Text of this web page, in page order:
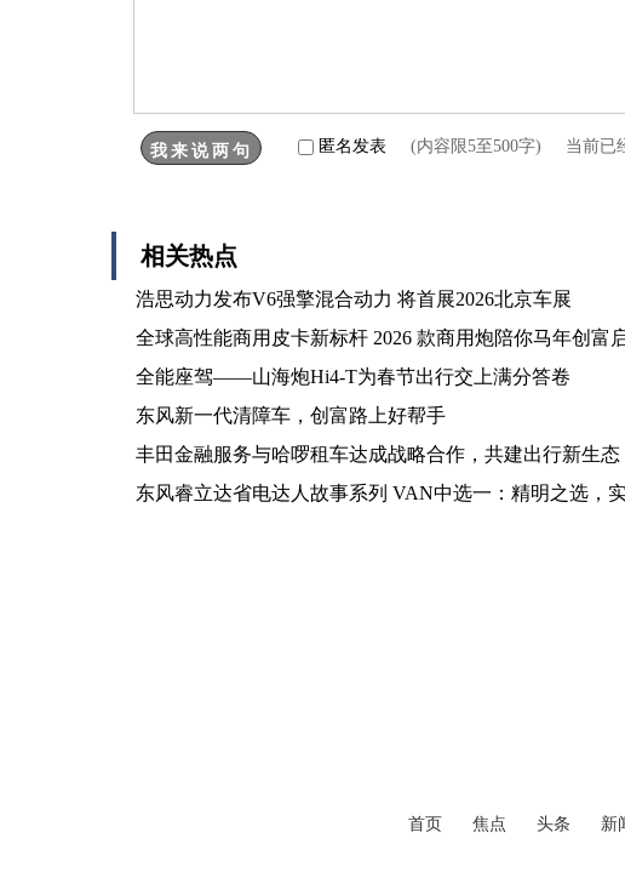
匿名发表 (内容限5至500字) 当前已
相关热点
浩思动力发布V6强擎混合动力 将首展2026北京车展
全球高性能商用皮卡新标杆 2026 款商用炮陪你马年创富
全能座驾——山海炮Hi4-T为春节出行交上满分答卷
东风新一代清障车，创富路上好帮手
丰田金融服务与哈啰租车达成战略合作，共建出行新生态
东风睿立达省电达人故事系列 VAN中选一：精明之选，
首页 焦点 头条 新